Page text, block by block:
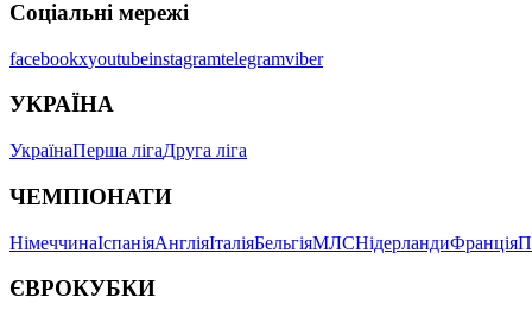
Соціальні мережі
facebookxyoutubeinstagramtelegramviber
УКРАЇНА
УкраїнаПерша лігаДруга ліга
ЧЕМПІОНАТИ
НімеччинаІспаніяАнгліяІталіяБельгіяМЛСНідерландиФранція
ЄВРОКУБКИ